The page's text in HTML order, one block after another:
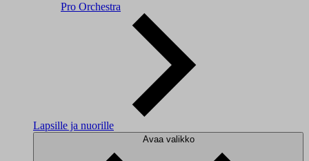
Pro Orchestra
Lapsille ja nuorille
Avaa valikko